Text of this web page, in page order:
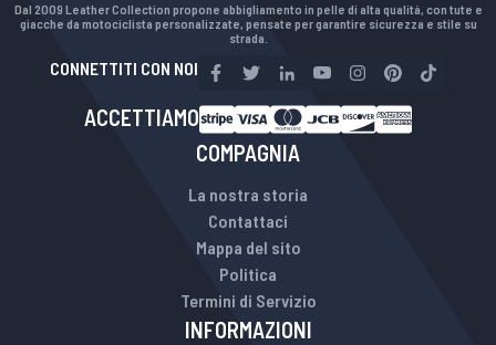
Dal 2009 Leather Collection propone abbigliamento in pelle di alta qualità, con tute e
giacche da motociclista personalizzate, pensate per garantire sicurezza e stile su
strada.
CONNETTITI CON NOI
ACCETTIAMO
COMPAGNIA
La nostra storia
Contattaci
Mappa del sito
Politica
Termini di Servizio
INFORMAZIONI